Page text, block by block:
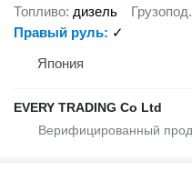
Топливо дизель Грузопод.
Правый руль
✓
Япония
EVERY TRADING Co Ltd